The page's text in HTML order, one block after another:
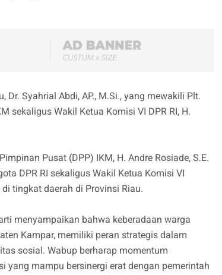
Syahrial Abdi, AP., M.Si., yang mewakili Plt.
sekaligus Wakil Ketua Komisi VI DPR RI, H.
Pusat (DPP) IKM, H. Andre Rosiade, S.E.
DPR RI sekaligus Wakil Ketua Komisi VI
tingkat daerah di Provinsi Riau.
menyampaikan bahwa keberadaan warga
Kampar, memiliki peran strategis dalam
sosial. Wabup berharap momentum
mampu bersinergi erat dengan pemerintah